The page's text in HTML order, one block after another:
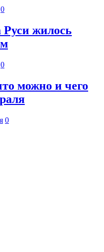
0
жилось
0
можно и чего
0